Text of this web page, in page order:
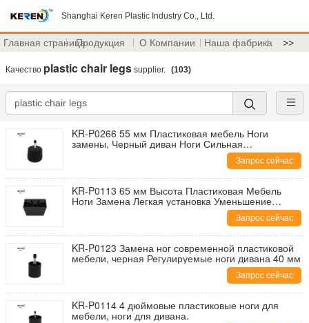
Shanghai Keren Plastic Industry Co., Ltd.
Главная страницаПродукция О Компании Наша фабрика >>
Качество plastic chair legs supplier. (103)
KR-P0266 55 мм Пластиковая мебель Ноги
замены, Черный диван Ноги Сильная
Запрос сейчас
KR-P0113 65 мм Высота Пластиковая Мебель
Ноги Замена Легкая установка Уменьшение
Запрос сейчас
KR-P0123 Замена ног современной пластиковой
мебели, черная Регулируемые ноги дивана 40 мм
Запрос сейчас
KR-P0114 4 дюймовые пластиковые ноги для
мебели, ноги для дивана.